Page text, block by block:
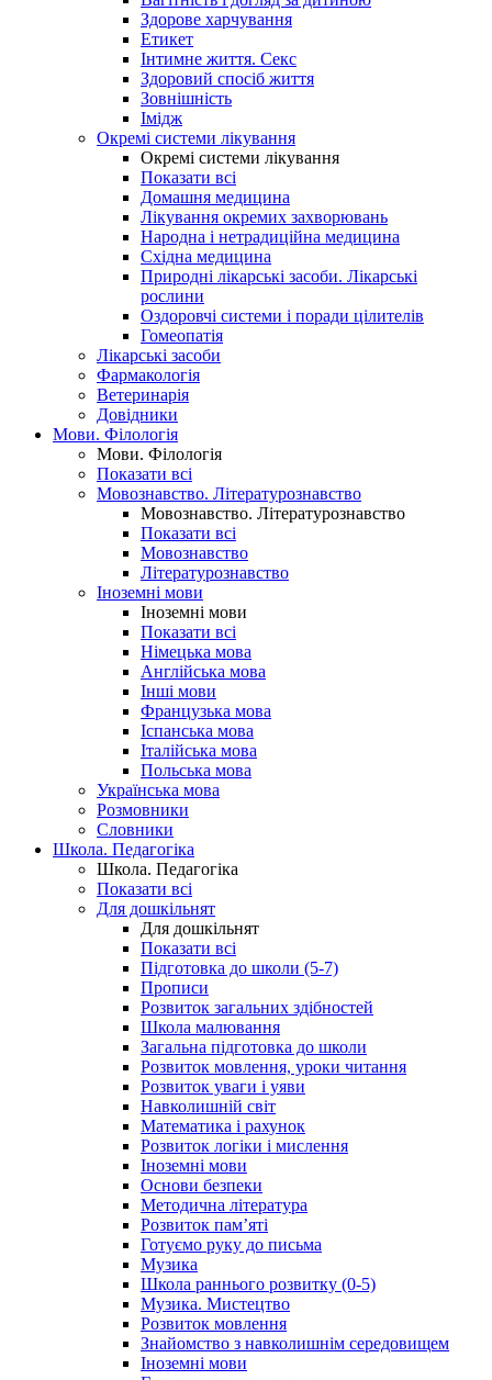
Здорове харчування
Етикет
Інтимне життя. Секс
Здоровий спосіб життя
Зовнішність
Імідж
Окремі системи лікування
Окремі системи лікування
Показати всі
Домашня медицина
Лікування окремих захворювань
Народна і нетрадиційна медицина
Східна медицина
Природні лікарські засоби. Лікарські
рослини
Оздоровчі системи і поради цілителів
Гомеопатія
Лікарські засоби
Фармакологія
Ветеринарія
Довідники
Мови. Філологія
Мови. Філологія
Показати всі
Мовознавство. Літературознавство
Мовознавство. Літературознавство
Показати всі
Мовознавство
Літературознавство
Іноземні мови
Іноземні мови
Показати всі
Німецька мова
Англійська мова
Інші мови
Французька мова
Іспанська мова
Італійська мова
Польська мова
Українська мова
Розмовники
Словники
Школа. Педагогіка
Школа. Педагогіка
Показати всі
Для дошкільнят
Для дошкільнят
Показати всі
Підготовка до школи (5-7)
Прописи
Розвиток загальних здібностей
Школа малювання
Загальна підготовка до школи
Розвиток мовлення, уроки читання
Розвиток уваги і уяви
Навколишній світ
Математика і рахунок
Розвиток логіки і мислення
Іноземні мови
Основи безпеки
Методична література
Розвиток пам’яті
Готуємо руку до письма
Музика
Школа раннього розвитку (0-5)
Музика. Мистецтво
Розвиток мовлення
Знайомство з навколишнім середовищем
Іноземні мови